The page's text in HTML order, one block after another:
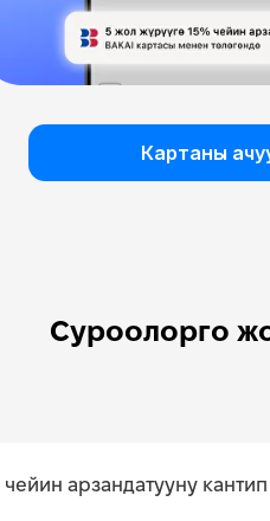
Картаны
Суроолорго
арзандатууну кантип